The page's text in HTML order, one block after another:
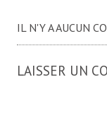
IL N'Y A AUCUN
LAISSER UN